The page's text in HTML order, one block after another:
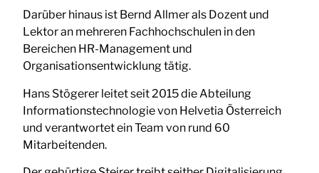
Darüber hinaus ist Bernd Allmer als Dozent und
Lektor an mehreren Fachhochschulen in den
Bereichen HR-Management und
Organisationsentwicklung tätig.
Hans Stögerer leitet seit 2015 die Abteilung
Informationstechnologie von Helvetia Österreich
und verantwortet ein Team von rund 60
Mitarbeitenden.